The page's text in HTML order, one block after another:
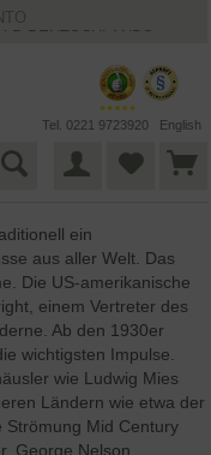
DEUTSCHLANDS
Tel. 0221 9723920 English
ein
aus aller Welt. Das
Die US-amerikanische
einem Vertreter des
Ab den 1930er
wichtigsten Impulse.
wie Ludwig Mies
Ländern wie etwa der
Strömung Mid Century
George Nelson,